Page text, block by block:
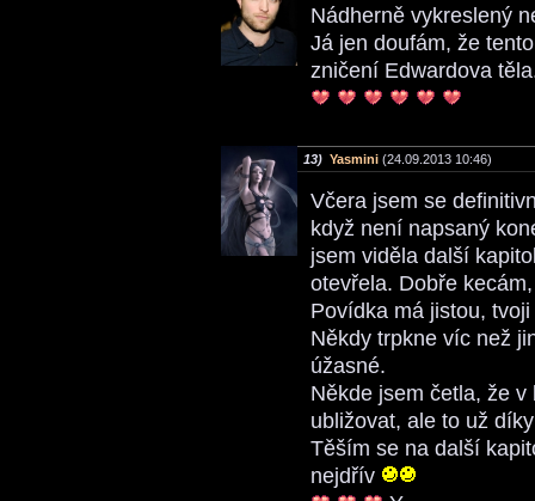
Nádherně vykreslený
Já jen doufám, že
zničení Edwardova
13) Yasmini (24.09.2013 10:46)
Včera jsem se
když není napsaný
jsem viděla další
otevřela. Dobře
Povídka má jistou,
Někdy trpkne víc než
úžasné.
Někde jsem četla, že
ubližovat, ale to už
Těším se na další
nejdřív